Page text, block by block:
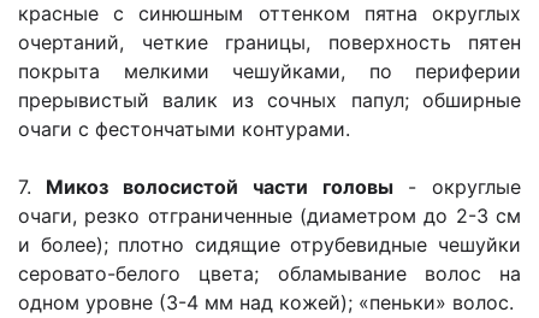
красные с синюшным оттенком пятна округлых
очертаний, четкие границы, поверхность пятен
покрыта мелкими чешуйками, по периферии
прерывистый валик из сочных папул; обширные
очаги с фестончатыми контурами.
7. Микоз волосистой части головы - округлые
очаги, резко отграниченные (диаметром до 2-3 см
и более); плотно сидящие отрубевидные чешуйки
серовато-белого цвета; обламывание волос на
одном уровне (3-4 мм над кожей); «пеньки» волос.